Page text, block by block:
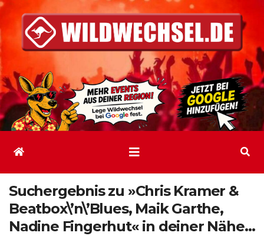
Inhalt
springen
Suchergebnis zu »Chris Kramer &
Beatbox\’n\’Blues, Maik Garthe,
Nadine Fingerhut« in deiner Nähe…